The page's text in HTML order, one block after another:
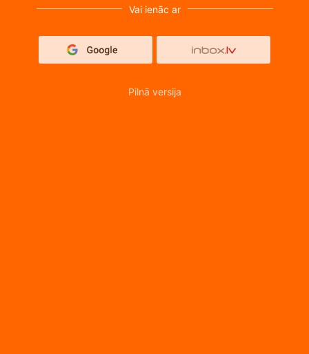
Vai ienāc ar
Pilnā versija